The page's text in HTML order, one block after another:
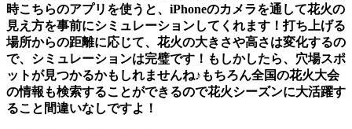
時こちらのアプリを使うと、iPhoneのカメラを通して花火の
見え方を事前にシミュレーションしてくれます！打ち上げる
場所からの距離に応じて、花火の大きさや高さは変化するの
で、シミュレーションは完璧です！もしかしたら、穴場スポ
ットが見つかるかもしれませんね♪もちろん全国の花火大会
の情報も検索することができるので花火シーズンに大活躍す
ること間違いなしですよ！